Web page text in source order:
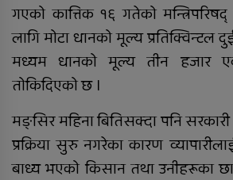
गएको कात्तिक १६ गतेको
लागि मोटा धानको मूल्य प्रतिक्विन्टल
मध्यम धानको मूल्य तीन हजार
तोकिदिएको छ ।
मङ्सिर महिना बितिसक्दा पनि
प्रक्रिया सुरु नगरेका कारण
बाध्य भएको किसान तथा उनीहरूका